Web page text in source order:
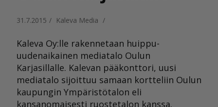
31.7.2015 / Kaleva Media /
Kaleva Oy:lle rakennetaan huippu-
uudenaikainen mediatalo Oulun
Karjasillalle. Kalevan pääkonttori, uusi
mediatalo sijoittuu samaan kortteliin Oulun
kaupungin Ympäristötalon eli
kansanomaisesti ruostetalon kanssa.